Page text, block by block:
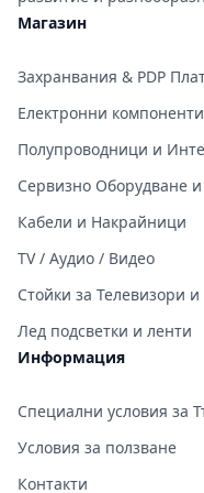
Магазин
Захранвания & PDP
Електронни
Полупроводници и
Сервизно Оборудване
Кабели и Накрайници
TV / Аудио / Видео
Стойки за Телевизори
Лед подсветки и ленти
Информация
Специални условия за
Условия за ползване
Контакти